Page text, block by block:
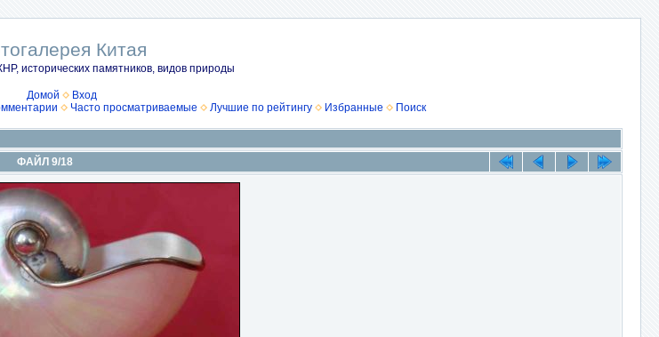
Китая
исторических памятников, видов природы
Домой
Вход
Часто просматриваемые Лучшие по рейтингу Избранные Поиск
ФАЙЛ 9/18